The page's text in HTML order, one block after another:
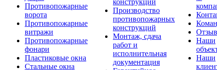
Противопожарные
ворота
Противопожарные
витражи
Противопожарные
фонари
Пластиковые окна
Стальные окна
конструкций
Производство
противопожарных
конструкций
Монтаж, сдача
работ и
исполнительная
документация
Наши
Наши